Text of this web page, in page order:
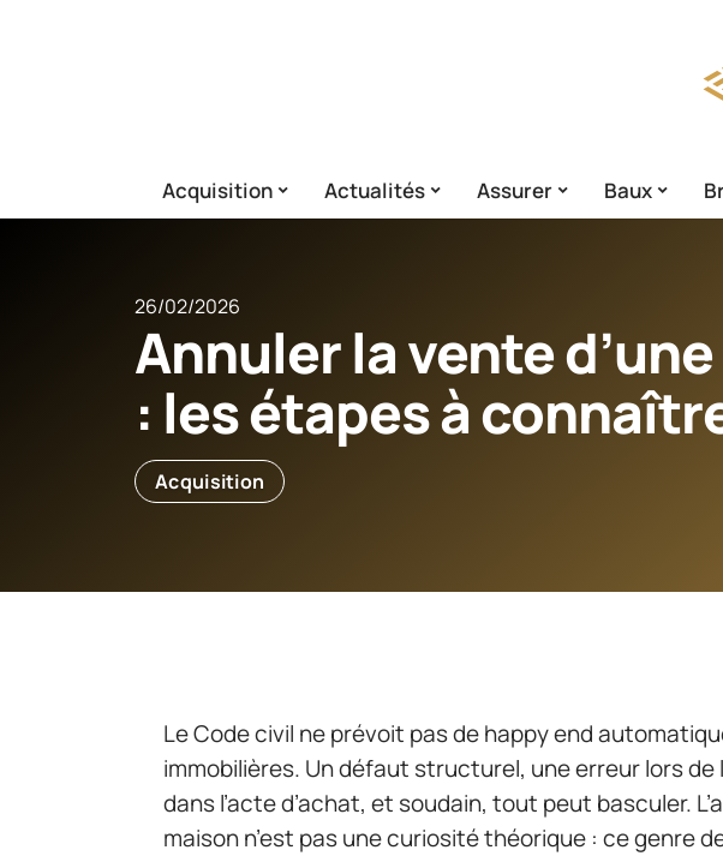
Acquisition Actualités Assurer Baux
26/02/2026
Annuler la vente
: les étapes à
Acquisition
Le Code civil ne prévoit pas de happy end
immobilières. Un défaut structurel, une erreur lors
dans l’acte d’achat, et soudain, tout peut basculer.
maison n’est pas une curiosité théorique : ce genre